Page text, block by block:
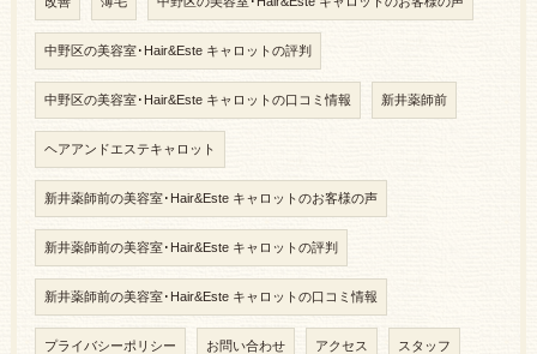
中野区の美容室･Hair&Este キャロットの評判
中野区の美容室･Hair&Este キャロットの口コミ情報 新井薬師前
ヘアアンドエステキャロット
新井薬師前の美容室･Hair&Este キャロットのお客様の声
新井薬師前の美容室･Hair&Este キャロットの評判
新井薬師前の美容室･Hair&Este キャロットの口コミ情報
プライバシーポリシー お問い合わせ アクセス スタッフ